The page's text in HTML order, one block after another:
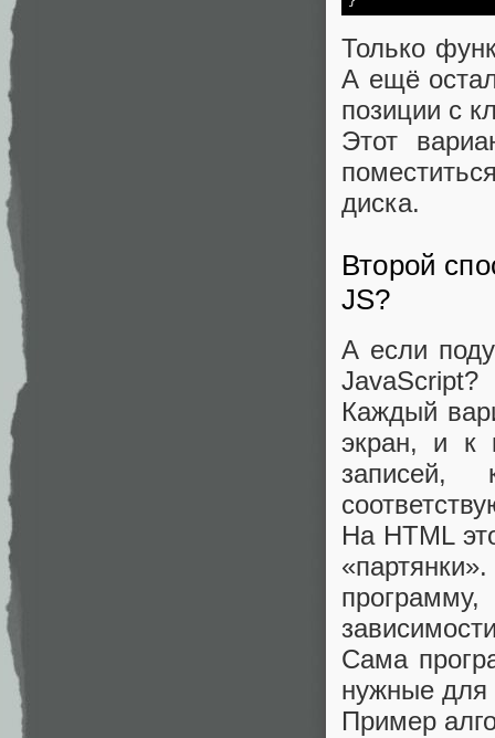
Только
А ещё
позиции с
Этот
диска.
Второй
JS?
А если
JavaScript?
Каждый
экран, и к
записей,
На HTML
Сама
нужные для
Пример